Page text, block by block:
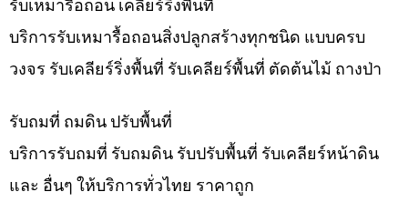
รับเหมารื้อถอน เคลียร์ริ่งพื้นที่
บริการรับเหมารื้อถอนสิ่งปลูกสร้างทุกชนิด แบบครบ
วงจร รับเคลียร์ริ่งพื้นที่ รับเคลียร์พื้นที่ ตัดต้นไม้ ถางป่า
รับถมที่ ถมดิน ปรับพื้นที่
บริการรับถมที่ รับถมดิน รับปรับพื้นที่ รับเคลียร์หน้าดิน
และ อื่นๆ ให้บริการทั่วไทย ราคาถูก